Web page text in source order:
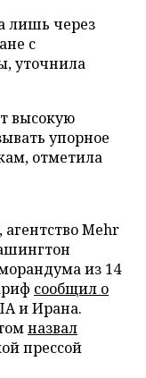
лишь через
с
уточнила
высокую
упорное
отметила
Mehr
из 14
сообщил о
и Ирана.
назвал
прессой